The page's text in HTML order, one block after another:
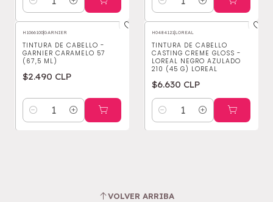
Cantidad Cantidad
H1066100|GARNIER
TINTURA DE CABELLO -
GARNIER CARAMELO 57
(67,5 ML)
$2.490 CLP
Cantidad
H0484121|LOREAL
TINTURA DE CABELLO
CASTING CREME GLOSS -
LOREAL NEGRO AZULADO
210 (45 G) LOREAL
$6.630 CLP
Cantidad
VOLVER ARRIBA